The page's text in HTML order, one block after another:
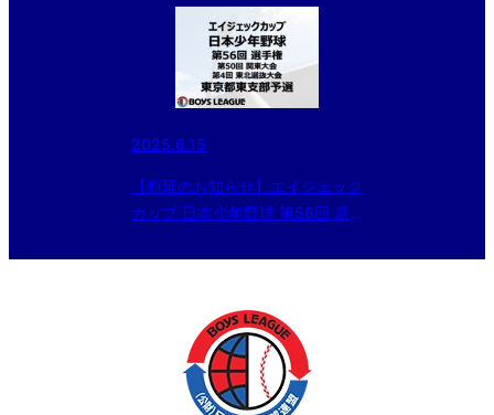
2025.6.15
【順延のお知らせ】エイジェック
カップ 日本少年野球 第56回 選
東北選抜大会 東京都東支部予選